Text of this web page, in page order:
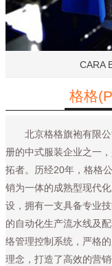
CARA
格格
北京格格旗袍有限公
册的中式服装企业之一
拓者。历经20年，格格
销为一体的成熟型现代
设，拥有一支具备专业
的自动化生产流水线及
络管理控制系统，严格
理念，打造了高效的营